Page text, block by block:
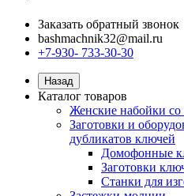
Заказать обратный звонок
bashmachnik32@mail.ru
+7-930- 733-30-30
Назад
Каталог товаров
Женские набойки
Заготовки и
дубликатов ключей
Домофонные
Заготовки
Станки для